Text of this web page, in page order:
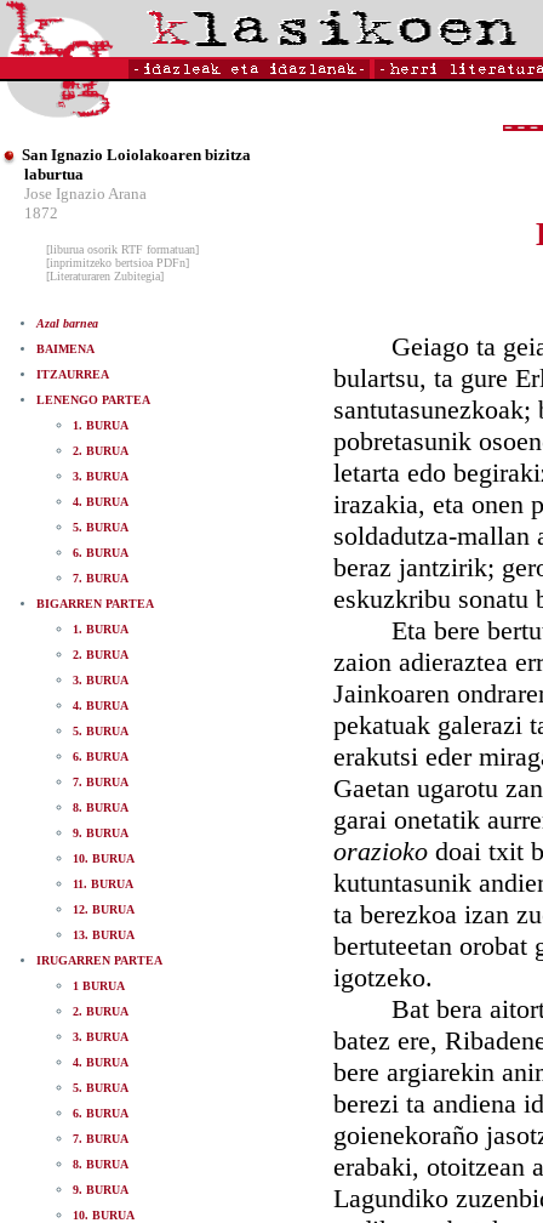
San Ignazio Loiolakoaren bizitza
laburtua
Jose Ignazio Arana
1872
[liburua osorik RTF formatuan]
[inprimitzeko bertsioa PDFn]
[Literaturaren Zubitegia]
Azal barnea
BAIMENA
ITZAURREA
LENENGO PARTEA
1. BURUA
2. BURUA
3. BURUA
4. BURUA
5. BURUA
6. BURUA
7. BURUA
BIGARREN PARTEA
1. BURUA
2. BURUA
3. BURUA
4. BURUA
5. BURUA
6. BURUA
7. BURUA
8. BURUA
9. BURUA
10. BURUA
11. BURUA
12. BURUA
13. BURUA
IRUGARREN PARTEA
1 BURUA
2. BURUA
3. BURUA
4. BURUA
5. BURUA
6. BURUA
7. BURUA
8. BURUA
9. BURUA
10. BURUA
Geiago ta
bulartsu, ta gure
pobretasunik
letarta edo
irazakia, eta onen
soldadutza-mallan
beraz jantzirik;
eskuzkribu sonatu
Eta bere bertute
zaion adieraztea
Jainkoaren
pekatuak galerazi
erakutsi eder
Gaetan ugarotu
garai onetatik
orazioko doai txit
kutuntasunik
ta berezkoa izan
bertuteetan orobat
igotzeko.
Bat bera
batez ere,
bere argiarekin
berezi ta andiena
goienekoraño
erabaki, otoitzean
Lagundiko